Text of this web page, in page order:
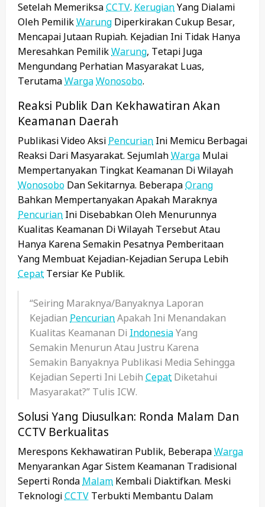
Setelah MemeriksaCCTV. KerugianYang Dialami
Oleh PemilikWarung Diperkirakan Cukup Besar,
Mencapai Jutaan Rupiah. Kejadian Ini Tidak Hanya
Meresahkan PemilikWarung, Tetapi Juga
Mengundang Perhatian Masyarakat Luas,
TerutamaWargaWonosobo.
Reaksi Publik Dan Kekhawatiran Akan
Keamanan Daerah
Publikasi Video AksiPencurian Ini Memicu Berbagai
Reaksi Dari Masyarakat. SejumlahWarga Mulai
Mempertanyakan Tingkat Keamanan Di Wilayah
Wonosobo Dan Sekitarnya. BeberapaOrang
Bahkan Mempertanyakan Apakah Maraknya
Pencurian Ini Disebabkan Oleh Menurunnya
Kualitas Keamanan Di Wilayah Tersebut Atau
Hanya Karena Semakin Pesatnya Pemberitaan
Yang Membuat Kejadian-Kejadian Serupa Lebih
Cepat Tersiar Ke Publik.
“Seiring Maraknya/banyaknya Laporan
Kejadian PencurianApakah Ini Menandakan
Kualitas Keamanan Di IndonesiaYang
Semakin Menurun Atau Justru Karena
Semakin Banyaknya Publikasi Media Sehingga
Kejadian Seperti Ini Lebih Cepat Diketahui
Masyarakat?” Tulis ICW.
Solusi Yang Diusulkan: Ronda Malam Dan
CCTV Berkualitas
Merespons Kekhawatiran Publik, BeberapaWarga
Menyarankan Agar Sistem Keamanan Tradisional
Seperti RondaMalam Kembali Diaktifkan. Meski
TeknologiCCTV Terbukti Membantu Dalam